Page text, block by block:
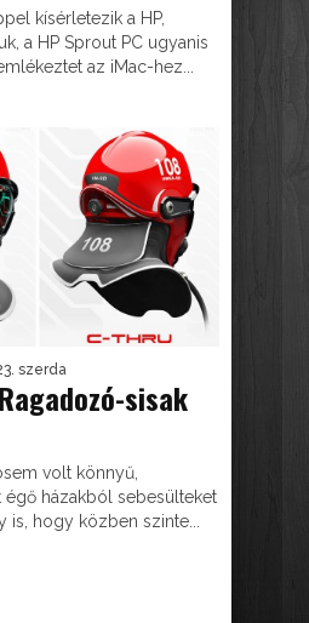
kísérletezik a HP,
a HP Sprout PC ugyanis
az iMac-hez...
szerda
sisak
volt könnyű,
égő házakból sebesülteket
is, hogy közben szinte...